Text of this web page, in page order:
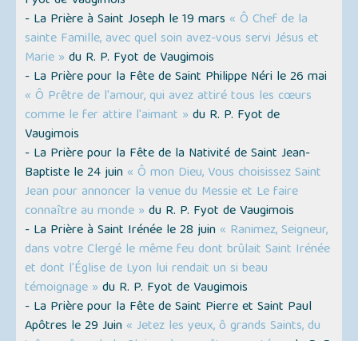
- La Prière à Saint Joseph le 19 mars « Ô Chef de la
sainte Famille, avec quel soin avez-vous servi Jésus et
Marie » du R. P. Fyot de Vaugimois
- La Prière pour la Fête de Saint Philippe Néri le 26 mai
« Ô Prêtre de l'amour, qui avez attiré tous les cœurs
comme le fer attire l'aimant » du R. P. Fyot de
Vaugimois
- La Prière pour la Fête de la Nativité de Saint Jean-
Baptiste le 24 juin « Ô mon Dieu, Vous choisissez Saint
Jean pour annoncer la venue du Messie et Le faire
connaître au monde » du R. P. Fyot de Vaugimois
- La Prière à Saint Irénée le 28 juin « Ranimez, Seigneur,
dans votre Clergé le même feu dont brûlait Saint Irénée
et dont l'Église de Lyon lui rendait un si beau
témoignage » du R. P. Fyot de Vaugimois
- La Prière pour la Fête de Saint Pierre et Saint Paul
Apôtres le 29 Juin « Jetez les yeux, ô grands Saints, du